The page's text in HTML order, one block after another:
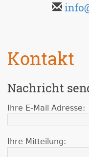
Kontakt
Nachricht
Ihre E-Mail Adresse:
Ihre Mitteilung: